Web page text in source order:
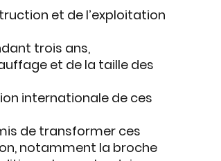
et de l’exploitation
trois ans,
et de la taille des
internationale de ces
de transformer ces
notamment la broche